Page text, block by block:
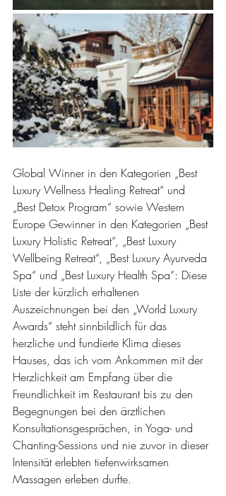
Global Winner in den Kategorien „Best
Luxury Wellness Healing Retreat“ und
„Best Detox Program“ sowie Western
Europe Gewinner in den Kategorien „Best
Luxury Holistic Retreat“, „Best Luxury
Wellbeing Retreat“, „Best Luxury Ayurveda
Spa“ und „Best Luxury Health Spa“: Diese
Liste der kürzlich erhaltenen
Auszeichnungen bei den „World Luxury
Awards“ steht sinnbildlich für das
herzliche und fundierte Klima dieses
Hauses, das ich vom Ankommen mit der
Herzlichkeit am Empfang über die
Freundlichkeit im Restaurant bis zu den
Begegnungen bei den ärztlichen
Konsultationsgesprächen, in Yoga- und
Chanting-Sessions und nie zuvor in dieser
Intensität erlebten tiefenwirksamen
Massagen erleben durfte.